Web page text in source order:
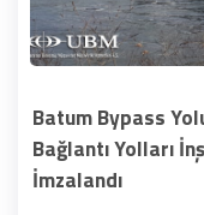
Batum Bypass
Bağlantı Yolları
İmzalandı